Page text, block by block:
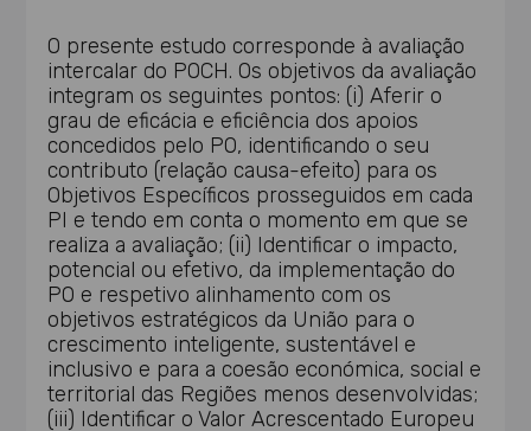
O presente estudo corresponde à avaliação
intercalar do POCH. Os objetivos da avaliação
integram os seguintes pontos: (i) Aferir o
grau de eficácia e eficiência dos apoios
concedidos pelo PO, identificando o seu
contributo (relação causa-efeito) para os
Objetivos Específicos prosseguidos em cada
PI e tendo em conta o momento em que se
realiza a avaliação; (ii) Identificar o impacto,
potencial ou efetivo, da implementação do
PO e respetivo alinhamento com os
objetivos estratégicos da União para o
crescimento inteligente, sustentável e
inclusivo e para a coesão económica, social e
territorial das Regiões menos desenvolvidas;
(iii) Identificar o Valor Acrescentado Europeu